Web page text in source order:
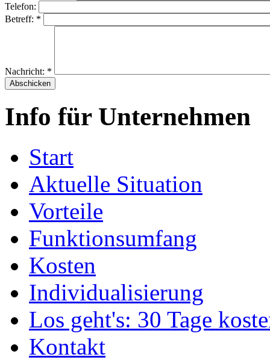
Telefon:
Betreff: *
Nachricht: *
Info für Unternehmen
Start
Aktuelle Situation
Vorteile
Funktionsumfang
Kosten
Individualisierung
Los geht's: 30 Tage
Kontakt